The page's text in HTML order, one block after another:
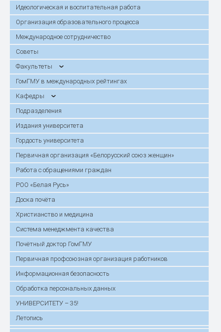
Идеологическая и воспитательная работа
Организация образовательного процесса
Международное сотрудничество
Советы
Факультеты
ГомГМУ в международных рейтингах
Кафедры
Подразделения
Издания университета
Гордость университета
Первичная организация «Белорусский союз женщин»
Работа с обращениями граждан
РОО «Белая Русь»
Доска почёта
Христианство и медицина
Система менеджмента качества
Почётный доктор ГомГМУ
Первичная профсоюзная организация работников
Информационная безопасность
Обработка персональных данных
УНИВЕРСИТЕТУ – 35!
Летопись